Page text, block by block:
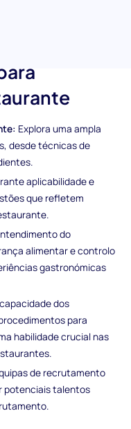
Explora uma ampla
desde técnicas de
aplicabilidade e
que refletem
do
alimentar e controlo
gastronómicas
dos
para
habilidade crucial nas
de recrutamento
potenciais talentos